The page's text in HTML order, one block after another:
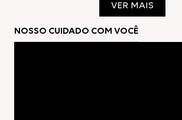
VER MAIS
NOSSO CUIDADO COM VOCÊ